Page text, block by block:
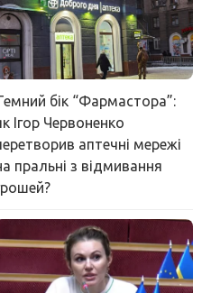
бік “Фармастора”:
Ігор Червоненко
аптечні мережі
пральні з відмивання